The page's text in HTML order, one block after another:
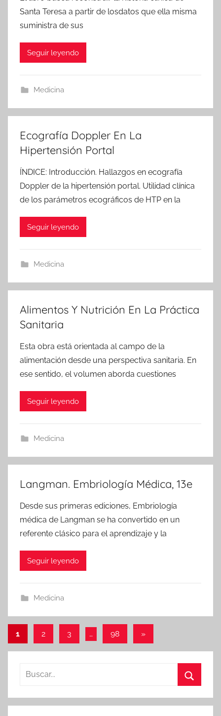
Santa Teresa a partir de losdatos que ella misma
suministra de sus
Seguir leyendo
Medicina
Ecografía Doppler En La
Hipertensión Portal
ÍNDICE: Introducción. Hallazgos en ecografía
Doppler de la hipertensión portal. Utilidad clínica
de los parámetros ecográficos de HTP en la
Seguir leyendo
Medicina
Alimentos Y Nutrición En La Práctica
Sanitaria
Esta obra está orientada al campo de la
alimentación desde una perspectiva sanitaria. En
ese sentido, el volumen aborda cuestiones
Seguir leyendo
Medicina
Langman. Embriología Médica, 13e
Desde sus primeras ediciones, Embriología
médica de Langman se ha convertido en un
referente clásico para el aprendizaje y la
Seguir leyendo
Medicina
Paginación
de
entradas
1 2 3 … 98
Entradas
»
Buscar: